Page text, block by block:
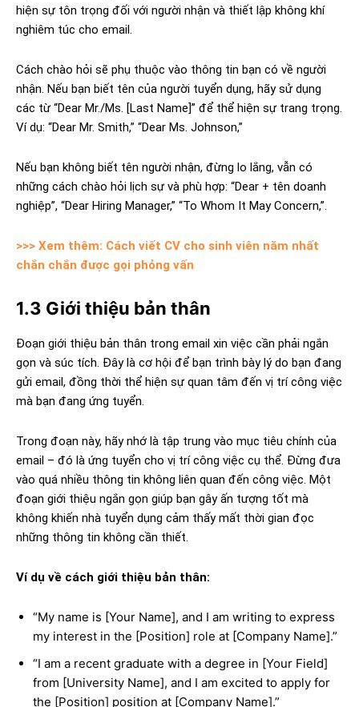
hiện sự tôn trọng đối với người nhận và thiết lập không khí
nghiêm túc cho email.
Cách chào hỏi sẽ phụ thuộc vào thông tin bạn có về người
nhận. Nếu bạn biết tên của người tuyển dụng, hãy sử dụng
các từ “Dear Mr./Ms. [Last Name]” để thể hiện sự trang trọng.
Ví dụ: “Dear Mr. Smith,” “Dear Ms. Johnson,”
Nếu bạn không biết tên người nhận, đừng lo lắng, vẫn có
những cách chào hỏi lịch sự và phù hợp: “Dear + tên doanh
nghiệp”, “Dear Hiring Manager,” “To Whom It May Concern,”.
>>> Xem thêm: Cách viết CV cho sinh viên năm nhất
chắn chắn được gọi phỏng vấn
1.3 Giới thiệu bản thân
Đoạn giới thiệu bản thân trong email xin việc cần phải ngắn
gọn và súc tích. Đây là cơ hội để bạn trình bày lý do bạn đang
gửi email, đồng thời thể hiện sự quan tâm đến vị trí công việc
mà bạn đang ứng tuyển.
Trong đoạn này, hãy nhớ là tập trung vào mục tiêu chính của
email – đó là ứng tuyển cho vị trí công việc cụ thể. Đừng đưa
vào quá nhiều thông tin không liên quan đến công việc. Một
đoạn giới thiệu ngắn gọn giúp bạn gây ấn tượng tốt mà
không khiến nhà tuyển dụng cảm thấy mất thời gian đọc
những thông tin không cần thiết.
Ví dụ về cách giới thiệu bản thân:
“My name is [Your Name], and I am writing to express
my interest in the [Position] role at [Company Name].”
“I am a recent graduate with a degree in [Your Field]
from [University Name], and I am excited to apply for
the [Position] position at [Company Name].”
Fidovnchat AI Agent
Bạn cần BlogFidovn tổng hợp hay tìm kiếm thông tin nào?